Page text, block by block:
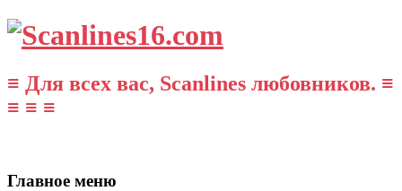
≡ Для всех вас, Scanlines любовников. ≡
≡ ≡ ≡
Главное меню